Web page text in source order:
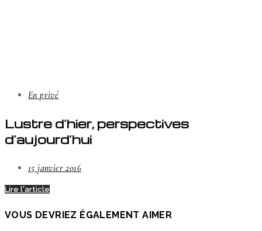
En privé
Lustre d’hier, perspectives
d’aujourd’hui
15 janvier 2016
Lire l'article
VOUS DEVRIEZ ÉGALEMENT AIMER